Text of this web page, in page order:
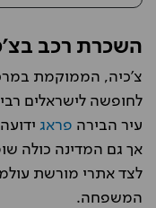
השכרת רכב
צ'כיה, הממוקמת
לחופשה לישראלים
עיר הבירה פראג
אך גם המדינה כולה
לצד אתרי מורשת
המשפחה.